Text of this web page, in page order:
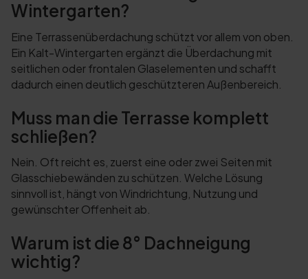
Wintergarten?
Eine Terrassenüberdachung schützt vor allem von oben.
Ein Kalt-Wintergarten ergänzt die Überdachung mit
seitlichen oder frontalen Glaselementen und schafft
dadurch einen deutlich geschützteren Außenbereich.
Muss man die Terrasse komplett
schließen?
Nein. Oft reicht es, zuerst eine oder zwei Seiten mit
Glasschiebewänden zu schützen. Welche Lösung
sinnvoll ist, hängt von Windrichtung, Nutzung und
gewünschter Offenheit ab.
Warum ist die 8° Dachneigung
wichtig?